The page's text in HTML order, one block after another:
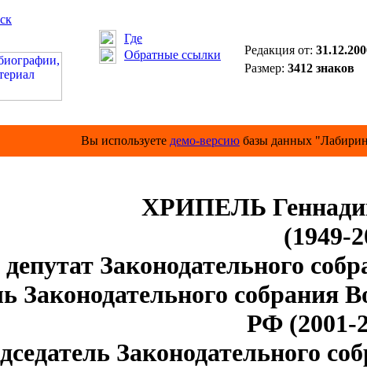
Где
Обратные ссылки
Редакция от:
Размер: 3412 знаков
Вы используете демо-версию базы данных
ХРИПЕЛЬ
(1949-
Законодательного
Законодательного собрания
РФ (2001-
Законодательного